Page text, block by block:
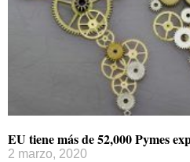
EU tiene más de 52,000 Pymes
2 marzo, 2020